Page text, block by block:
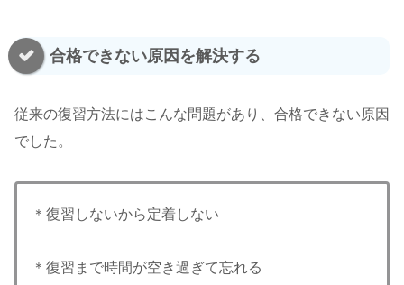
合格できない原因を解決する
従来の復習方法にはこんな問題があり、合格できない原因
でした。
＊復習しないから定着しない
＊復習まで時間が空き過ぎて忘れる